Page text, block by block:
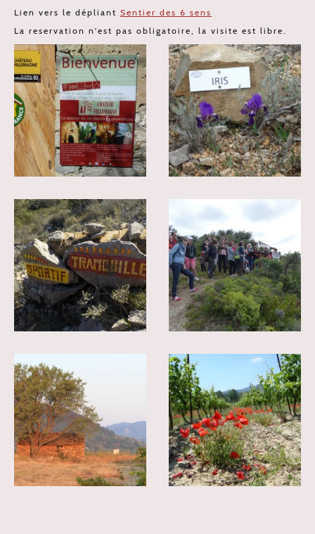
Lien vers le dépliant Sentier des 6 sens
La reservation n'est pas obligatoire, la visite est libre.